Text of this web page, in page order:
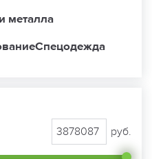
металла
Спецодежда
руб.